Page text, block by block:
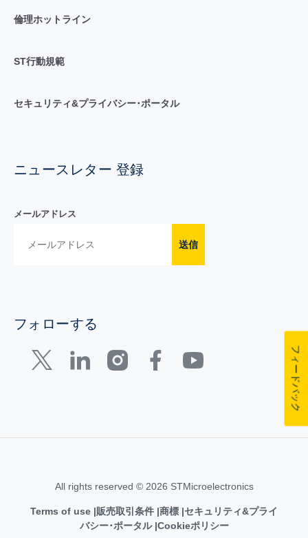
倫理ホットライン
ST行動規範
セキュリティ&プライバシー･ポータル
ニュースレター 登録
メールアドレス
送信
フォローする
All rights reserved © 2026 STMicroelectronics
Terms of use 販売取引条件 商標 セキュリティ&プライ
バシー･ポータル Cookieポリシー
フィードバック